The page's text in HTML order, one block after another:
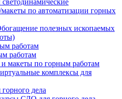
по автоматизации горных
полезных ископаемых
работам
работам
макеты по горным работам
комплексы для
дела